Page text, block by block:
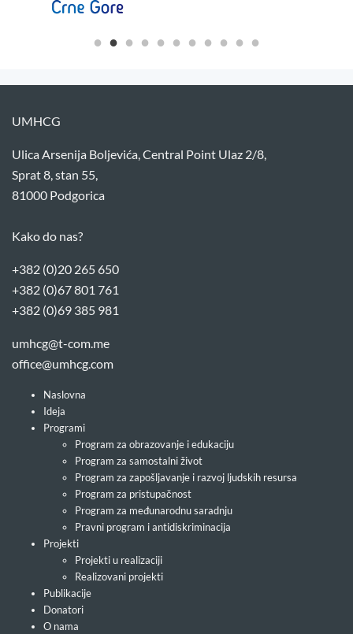
UMHCG
Ulica Arsenija Boljevića, Central Point Ulaz 2/8,
Sprat 8, stan 55,
81000 Podgorica
Kako do nas?
+382 (0)20 265 650
+382 (0)67 801 761
+382 (0)69 385 981
umhcg@t-com.me
office@umhcg.com
Naslovna
Ideja
Programi
Program za obrazovanje i edukaciju
Program za samostalni život
Program za zapošljavanje i razvoj ljudskih resursa
Program za pristupačnost
Program za međunarodnu saradnju
Pravni program i antidiskriminacija
Projekti
Projekti u realizaciji
Realizovani projekti
Publikacije
Donatori
O nama